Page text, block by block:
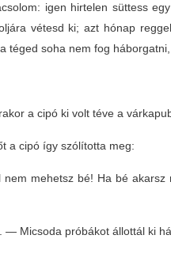
igen hirtelen süttess
vétesd ki; azt hónap
téged soha nem fog
a cipó ki volt téve a
a cipó így szólította meg:
mehetsz bé! Ha bé akarsz
Micsoda próbákot állottál ki